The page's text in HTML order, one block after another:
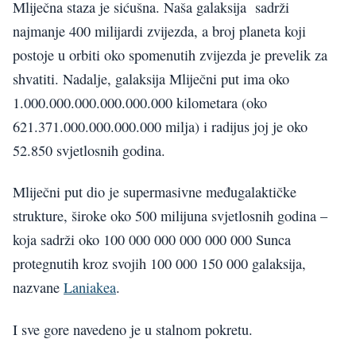
Mliječna staza je sićušna. Naša galaksija sadrži
najmanje 400 milijardi zvijezda, a broj planeta koji
postoje u orbiti oko spomenutih zvijezda je prevelik za
shvatiti. Nadalje, galaksija Mliječni put ima oko
1.000.000.000.000.000.000 kilometara (oko
621.371.000.000.000.000 milja) i radijus joj je oko
52.850 svjetlosnih godina.
Mliječni put dio je supermasivne međugalaktičke
strukture, široke oko 500 milijuna svjetlosnih godina –
koja sadrži oko 100 000 000 000 000 000 Sunca
protegnutih kroz svojih 100 000 150 000 galaksija,
nazvane Laniakea.
I sve gore navedeno je u stalnom pokretu.